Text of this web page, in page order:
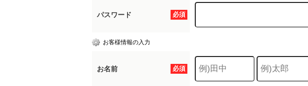
必須
パスワード
お客様情報の入力
必須
お名前